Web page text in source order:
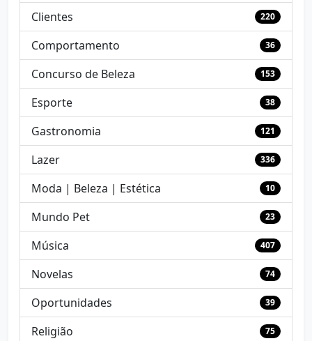
Clientes 220
Comportamento 36
Concurso de Beleza 153
Esporte 38
Gastronomia 121
Lazer 336
Moda | Beleza | Estética 10
Mundo Pet 23
Música 407
Novelas 74
Oportunidades 39
Religião 75